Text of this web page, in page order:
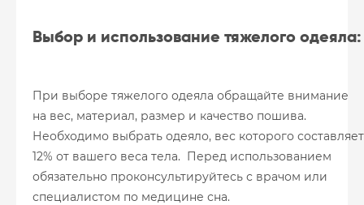
Выбор и использование тяжелого одеяла:
При выборе тяжелого одеяла обращайте внимание
на вес, материал, размер и качество пошива.
Необходимо выбрать одеяло, вес которого
12% от вашего веса тела. Перед использованием
обязательно проконсультируйтесь с врачом или
специалистом по медицине сна.